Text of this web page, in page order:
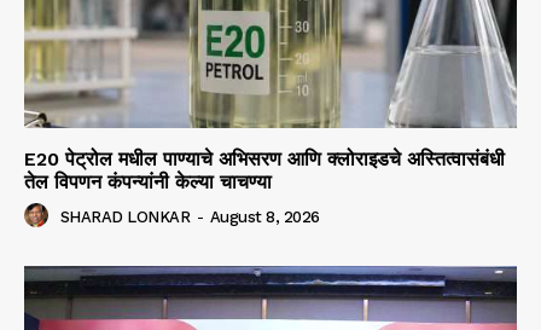
E20 पेट्रोल मधील पाण्याचे अभिसरण आणि क्लोराइडचे अस्तित्वासंबंधी
तेल विपणन कंपन्यांनी केल्या चाचण्या
SHARAD LONKAR - August 8, 2026